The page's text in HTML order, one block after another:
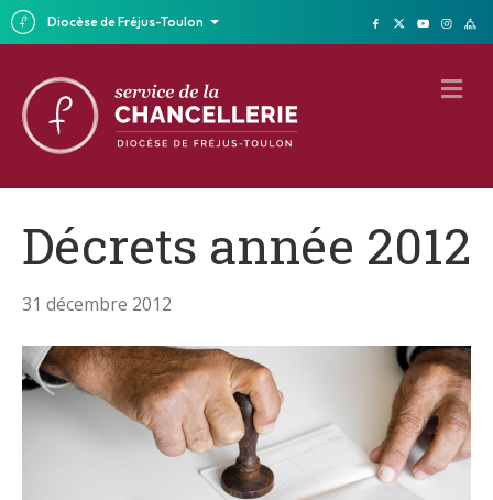
Diocèse de Fréjus-Toulon
M
E
Décrets année 2012
31 décembre 2012